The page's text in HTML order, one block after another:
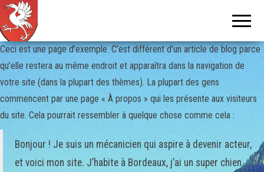
Gruyère
Ceci est une page d’exemple. C’est différent d’un article de blog parce
qu’elle restera au même endroit et apparaîtra dans la navigation de
votre site (dans la plupart des thèmes). La plupart des gens
commencent par une page « À propos » qui les présente aux visiteurs
du site. Cela pourrait ressembler à quelque chose comme cela :
Bonjour ! Je suis un mécanicien qui aspire à devenir acteur,
et voici mon site. J’habite à Bordeaux, j’ai un super chien